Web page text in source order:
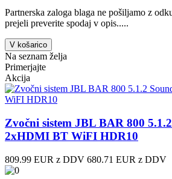
Partnerska zaloga blaga ne pošiljamo z
prejeli preverite spodaj v opis.....
V košarico
Na seznam želja
Primerjajte
Akcija
Zvočni sistem JBL BAR 800
2xHDMI BT WiFI HDR10
809.99 EUR z DDV 680.71 EUR z DDV